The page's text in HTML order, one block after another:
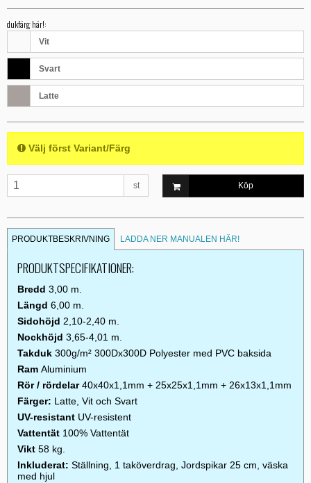
dukfärg här!:
Vit
Svart
Latte
Välj först Variant/Färg
st Köp
PRODUKTBESKRIVNING LADDA NER MANUALEN HÄR!
PRODUKTSPECIFIKATIONER:
Bredd 3,00 m.
Längd 6,00 m.
Sidohöjd 2,10-2,40 m.
Nockhöjd 3,65-4,01 m.
Takduk 300g/m² 300Dx300D Polyester med PVC baksida
Ram Aluminium
Rör / rördelar40x40x1,1mm + 25x25x1,1mm + 26x13x1,1mm
Färger: Latte, Vit och Svart
UV-resistant UV-resistent
Vattentät 100% Vattentät
Vikt 58 kg.
Inkluderat: Ställning, 1 taköverdrag, Jordspikar 25 cm, väska
med hjul